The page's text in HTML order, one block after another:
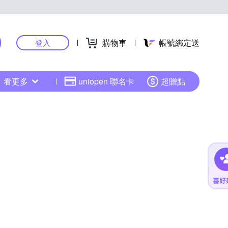
登入 購物車 帳號綁定送
看更多 uniopen 聯名卡 超贈點